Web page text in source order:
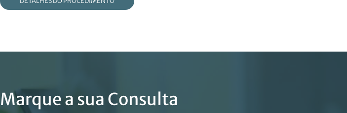
Marque a sua Consulta